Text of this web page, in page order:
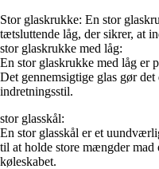
Stor glaskrukke: En stor
tætsluttende låg, der sikrer, at
stor glaskrukke med låg:
En stor glaskrukke med låg er
Det gennemsigtige glas gør
indretningsstil.
stor glasskål:
En stor glasskål er et
til at holde store mængder mad
køleskabet.